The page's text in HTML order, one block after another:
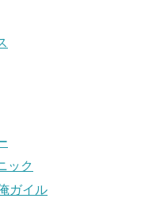
ック
ガイル